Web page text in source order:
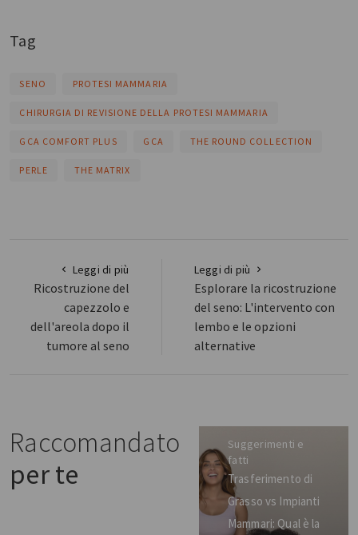
Tag
SENO PROTESI MAMMARIA
CHIRURGIA DI REVISIONE DELLA PROTESI MAMMARIA
GCA COMFORT PLUS GCA THE ROUND COLLECTION
PERLE THE MATRIX
Leggi di più
Ricostruzione del
capezzolo e
dell'areola dopo il
tumore al seno
Leggi di più
Esplorare la ricostruzione
del seno: L'intervento con
lembo e le opzioni
alternative
Raccomandato
per te
Suggerimenti e
fatti
Trasferimento di
Grasso vs Impianti
Mammari: Qual è la